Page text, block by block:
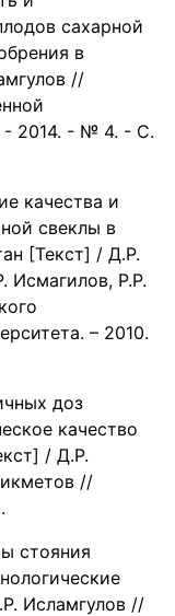
сахарной
в
//
- 2014. - № 4. - С.
качества и
свеклы в
[Текст] / Д.Р.
Исмагилов, Р.Р.
– 2010.
доз
качество
/ Д.Р.
//
стояния
Исламгулов //